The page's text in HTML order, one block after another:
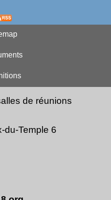
de réunions
du-Temple 6